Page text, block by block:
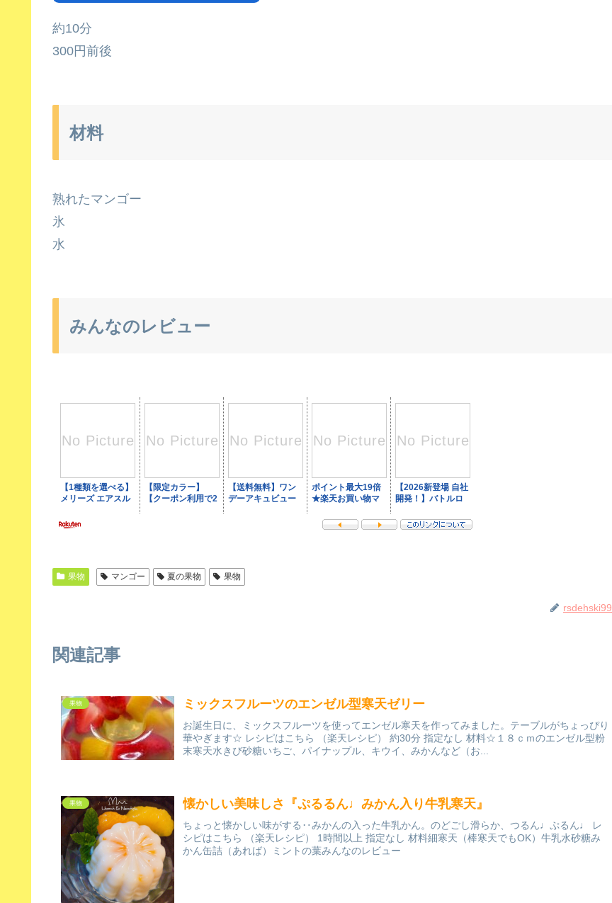
約10分
300円前後
材料
熟れたマンゴー
氷
水
みんなのレビュー
果物 マンゴー 夏の果物 果物
rsdehski99
関連記事
果物 ミックスフルーツのエンゼル型寒天ゼリー
お誕生日に、ミックスフルーツを使ってエンゼル寒天を作ってみました。テーブルがちょっぴり
華やぎます☆ レシピはこちら （楽天レシピ） 約30分 指定なし 材料☆１８ｃｍのエンゼル型粉
末寒天水きび砂糖いちご、パイナップル、キウイ、みかんなど（お...
果物 懐かしい美味しさ『ぷるるん♩みかん入り牛乳寒天』
ちょっと懐かしい味がする‥みかんの入った牛乳かん。のどごし滑らか、つるん♩ぷるん♩ レ
シピはこちら （楽天レシピ） 1時間以上 指定なし 材料細寒天（棒寒天でもOK）牛乳水砂糖み
かん缶詰（あれば）ミントの葉みんなのレビュー